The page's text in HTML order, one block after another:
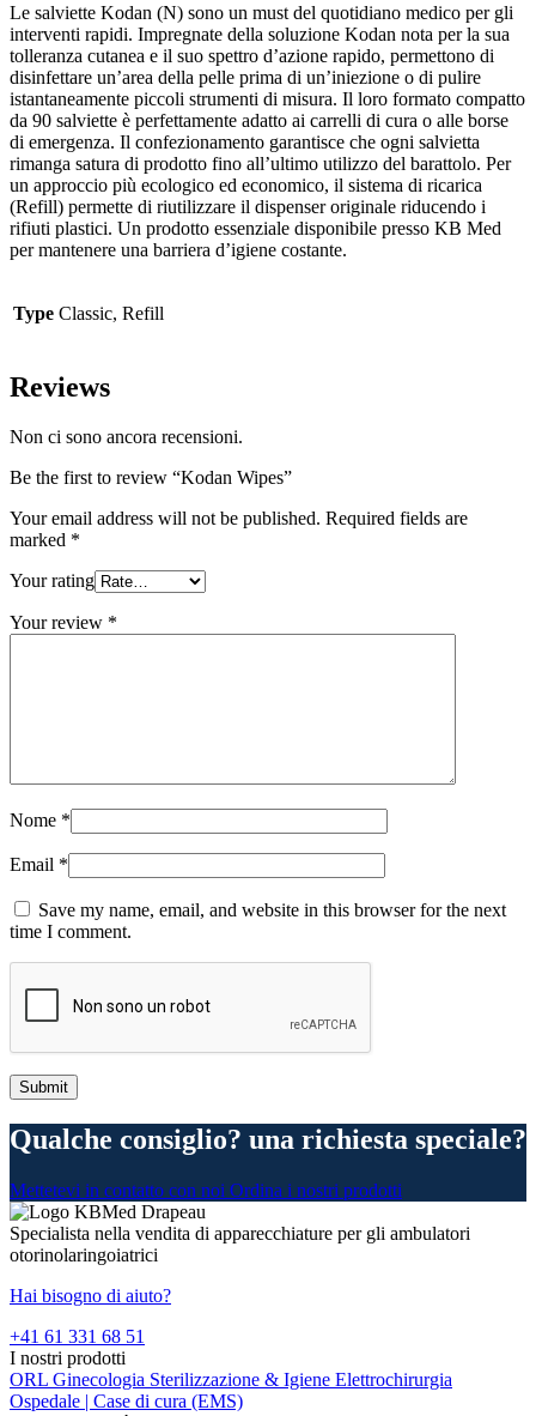
Le salviette Kodan (N) sono un must del quotidiano medico per gli
interventi rapidi. Impregnate della soluzione Kodan nota per la sua
tolleranza cutanea e il suo spettro d’azione rapido, permettono di
disinfettare un’area della pelle prima di un’iniezione o di pulire
istantaneamente piccoli strumenti di misura. Il loro formato compatto
da 90 salviette è perfettamente adatto ai carrelli di cura o alle borse
di emergenza. Il confezionamento garantisce che ogni salvietta
rimanga satura di prodotto fino all’ultimo utilizzo del barattolo. Per
un approccio più ecologico ed economico, il sistema di ricarica
(Refill) permette di riutilizzare il dispenser originale riducendo i
rifiuti plastici. Un prodotto essenziale disponibile presso KB Med
per mantenere una barriera d’igiene costante.
Type Classic, Refill
Reviews
Non ci sono ancora recensioni.
Be the first to review “Kodan Wipes”
Your email address will not be published. Required fields are
marked *
Your rating
Your review *
Nome *
Email *
Save my name, email, and website in this browser for the next
time I comment.
Qualche consiglio? una richiesta speciale?
Mettetevi in contatto con noi Ordina i nostri prodotti
Specialista nella vendita di apparecchiature per gli ambulatori
otorinolaringoiatrici
Hai bisogno di aiuto?
+41 61 331 68 51
I nostri prodotti
ORL Ginecologia Sterilizzazione & Igiene Elettrochirurgia
Ospedale | Case di cura (EMS)